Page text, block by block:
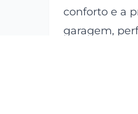
conforto e a
garagem,